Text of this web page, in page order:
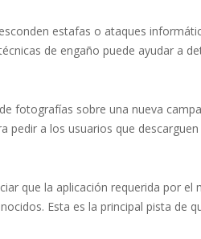
estafas o ataques
de engaño puede ayudar a
fotografías sobre una nueva
a los usuarios que
que la aplicación requerida por el
Esta es la principal pista de